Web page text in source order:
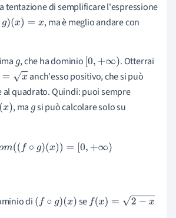
tentazione di semplificare l'espressione
(x)=x
, ma è meglio andare con
g, che ha dominio [0,+∞)
. Otterrai
x
anch'esso positivo, che si può
al quadrato. Quindi: puoi sempre
x) , magsi può calcolare solo su
Dom (( f∘g)(x)) =[0 +∞)
di (f∘ g)(x) sef(x)=2 −x